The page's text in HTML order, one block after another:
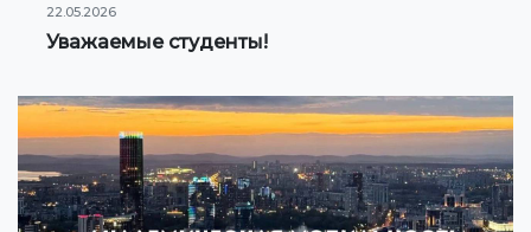
22.05.2026
Уважаемые студенты!